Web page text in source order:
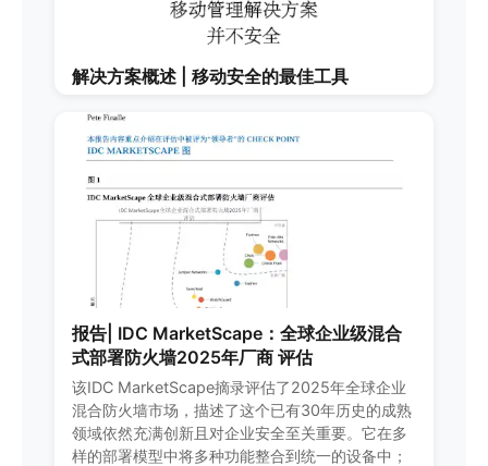
解决方案概述 | 移动安全的最佳工具
报告| IDC MarketScape：全球企业级混合
式部署防火墙2025年厂商 评估
该IDC MarketScape摘录评估了2025年全球企业
混合防火墙市场，描述了这个已有30年历史的成熟
领域依然充满创新且对企业安全至关重要。它在多
样的部署模型中将多种功能整合到统一的设备中；